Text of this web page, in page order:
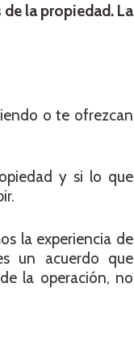
la propiedad. La
o te ofrezcan
y si lo que
la experiencia de
un acuerdo que
la operación, no